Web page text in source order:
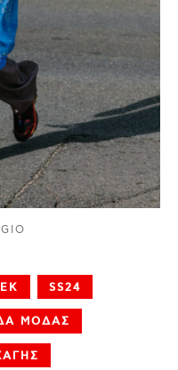
SS24
ΜΟΔΑΣ